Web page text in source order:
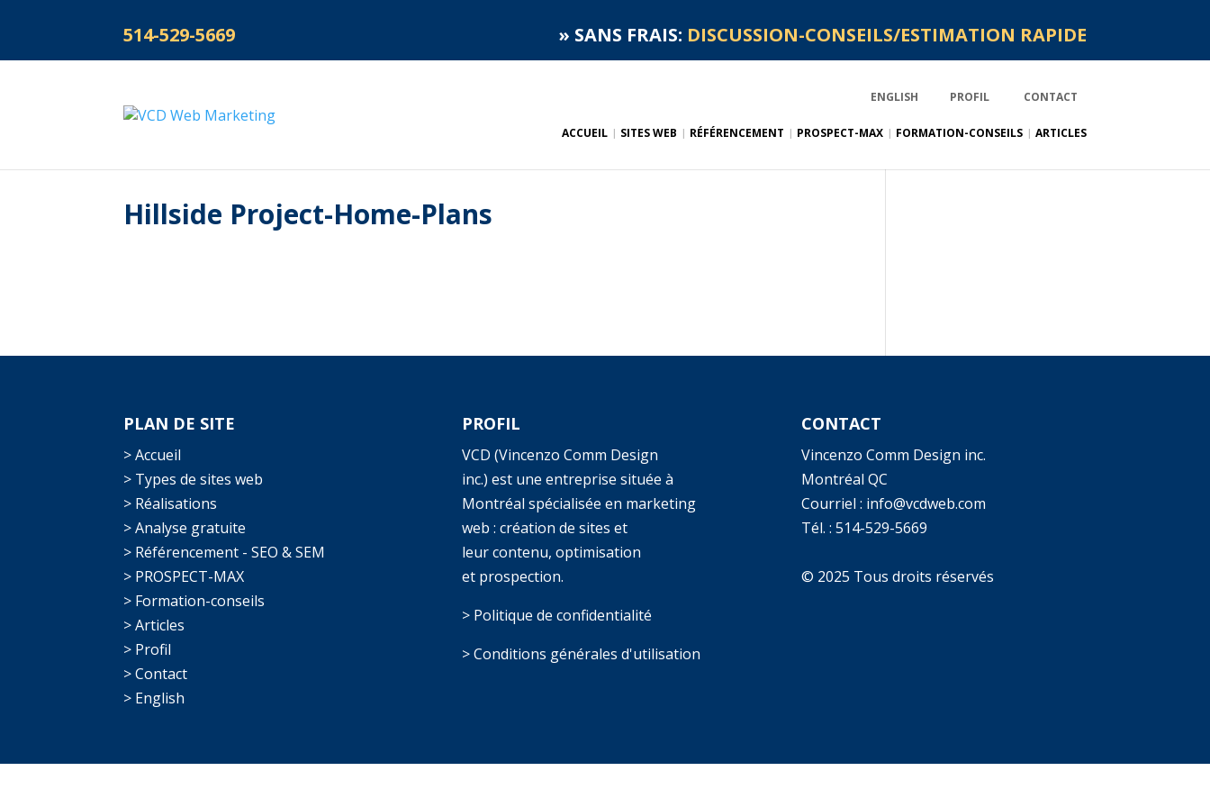
514-529-5669 » SANS FRAIS: DISCUSSION-CONSEILS/ESTIMATION RAPIDE
ENGLISH PROFIL CONTACT
ACCUEIL SITES WEB RÉFÉRENCEMENT PROSPECT-MAX FORMATION-CONSEILS ARTICLES
Hillside Project-Home-Plans
PLAN DE SITE
> Accueil
> Types de sites web
> Réalisations
> Analyse gratuite
> Référencement - SEO & SEM
> PROSPECT-MAX
> Formation-conseils
> Articles
> Profil
> Contact
> English
PROFIL
VCD (Vincenzo Comm Design
inc.) est une entreprise située à
Montréal spécialisée en marketing
web : création de sites et
leur contenu, optimisation
et prospection.
> Politique de confidentialité
> Conditions générales d'utilisation
CONTACT
Vincenzo Comm Design inc.
Montréal QC
Courriel : info@vcdweb.com
Tél. : 514-529-5669
© 2025 Tous droits réservés